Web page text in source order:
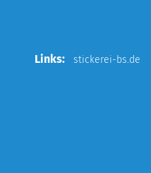
Links: stickerei-bs.de